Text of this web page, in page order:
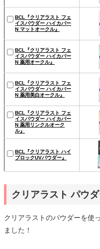
BCL『クリアラスト フェ
イスパウダー ハイカバー
N マットオークル』
BCL『クリアラスト フェ
イスパウダー ハイカバー
N 薬用オークル』
BCL『クリアラスト フェ
イスパウダー ハイカバー
N 薬用美白オークル』
BCL『クリアラスト フェ
イスパウダー ハイカバー
N 薬用リンクルオーク
ル』
BCL『クリアラスト ハイ
ブロックUVパウダー』
クリアラスト パウ
クリアラストのパウダーを使
ました！